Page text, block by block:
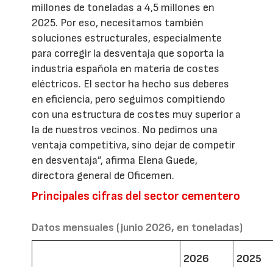
millones de toneladas a 4,5 millones en
2025. Por eso, necesitamos también
soluciones estructurales, especialmente
para corregir la desventaja que soporta la
industria española en materia de costes
eléctricos. El sector ha hecho sus deberes
en eficiencia, pero seguimos compitiendo
con una estructura de costes muy superior a
la de nuestros vecinos. No pedimos una
ventaja competitiva, sino dejar de competir
en desventaja”, afirma Elena Guede,
directora general de Oficemen.
Principales cifras del sector cementero
Datos mensuales (junio 2026, en toneladas)
2026 2025